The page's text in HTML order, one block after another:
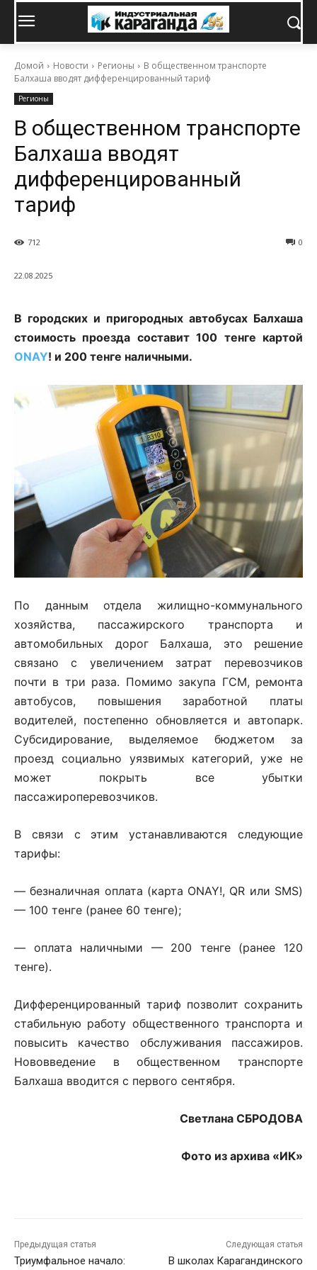
Домой Новости Регионы
В общественном транспорте
Балхаша вводят дифференцированный тариф
Регионы
В общественном транспорте
Балхаша вводят
дифференцированный
тариф
0
712
22.08.2025
В городских и пригородных автобусах Балхаша
стоимость проезда составит 100 тенге картой
ONAY! и 200 тенге наличными.
По данным отдела жилищно-коммунального
хозяйства, пассажирского транспорта и
автомобильных дорог Балхаша, это решение
связано с увеличением затрат перевозчиков
почти в три раза. Помимо закупа ГСМ, ремонта
автобусов, повышения заработной платы
водителей, постепенно обновляется и автопарк.
Субсидирование, выделяемое бюджетом за
проезд социально уязвимых категорий, уже не
может покрыть все убытки
пассажироперевозчиков.
В связи с этим устанавливаются следующие
тарифы:
— безналичная оплата (карта ONAY!, QR или SMS)
— 100 тенге (ранее 60 тенге);
— оплата наличными — 200 тенге (ранее 120
тенге).
Дифференцированный тариф позволит сохранить
стабильную работу общественного транспорта и
повысить качество обслуживания пассажиров.
Нововведение в общественном транспорте
Балхаша вводится с первого сентября.
Светлана СБРОДОВА
Фото из архива «ИК»
Предыдущая статья
Триумфальное начало:
Следующая статья
В школах Карагандинского